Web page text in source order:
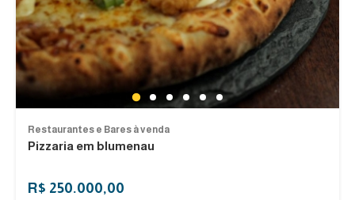
1 2 3 4 5 6
Restaurantes e Bares à venda
Pizzaria em blumenau
R$ 250.000,00